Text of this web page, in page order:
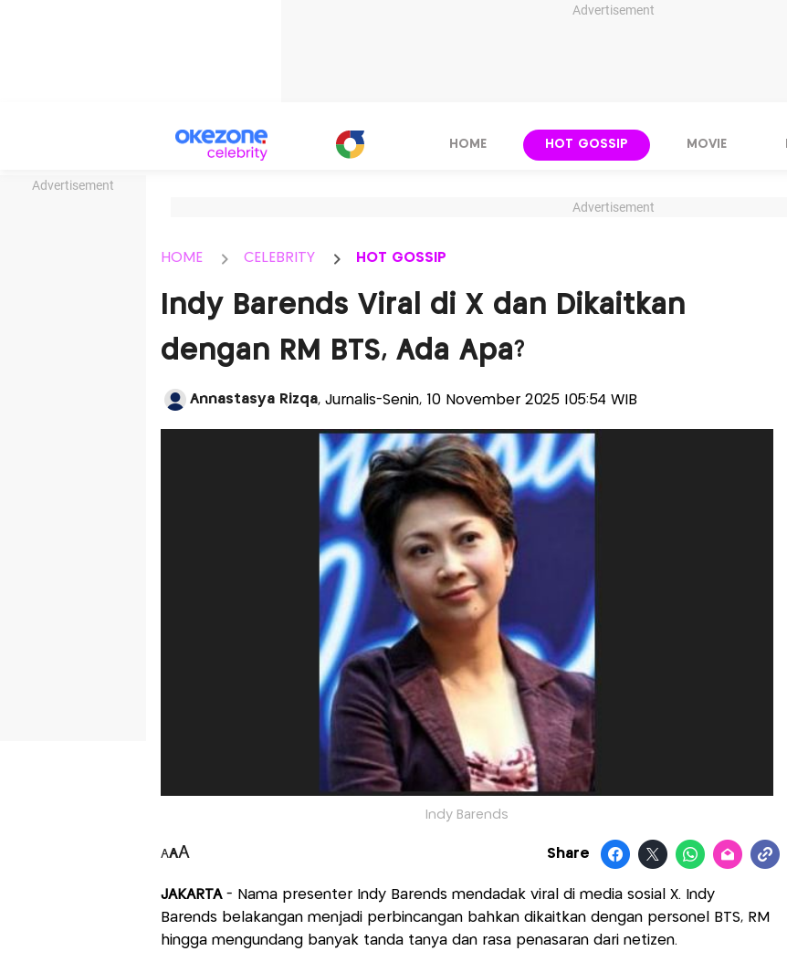
Advertisement
Advertisement
HOME HOT GOSSIP MOVIE
Advertisement
HOME CELEBRITY HOT GOSSIP
Indy Barends Viral di X dan Dikaitkan
dengan RM BTS, Ada Apa?
Annastasya Rizqa, Jurnalis-Senin, 10 November 2025 |05:54 WIB
Indy Barends
AAA Share
JAKARTA- Nama presenter Indy Barends mendadak viral di media sosial X. Indy
Barends belakangan menjadi perbincangan bahkan dikaitkan dengan personel BTS, RM
hingga mengundang banyak tanda tanya dan rasa penasaran dari netizen.